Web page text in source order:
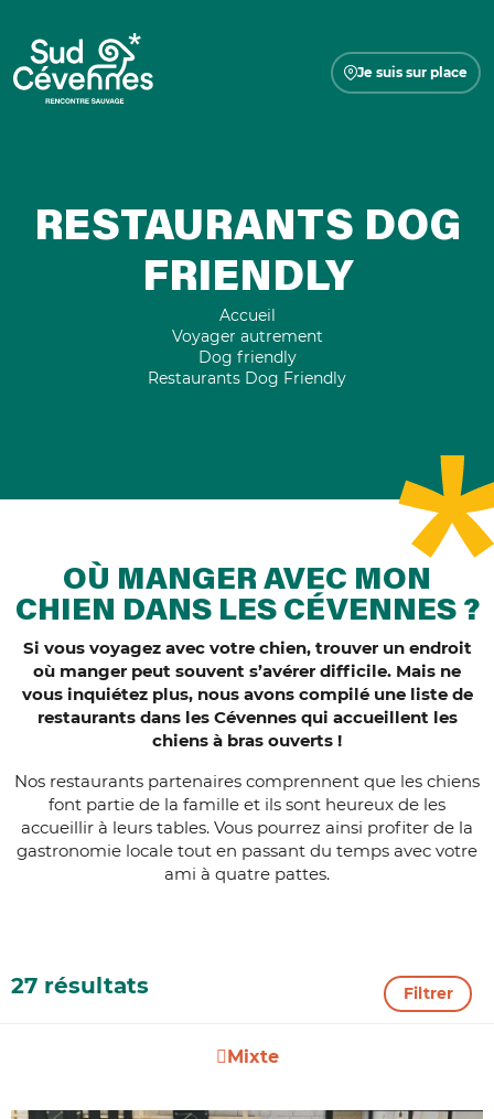
Je suis sur place
RESTAURANTS DOG
FRIENDLY
Accueil
Voyager autrement
Dog friendly
Restaurants Dog Friendly
OÙ MANGER AVEC MON
CHIEN DANS LES CÉVENNES ?
Si vous voyagez avec votre chien, trouver un endroit
où manger peut souvent s’avérer difficile. Mais ne
vous inquiétez plus, nous avons compilé une liste de
restaurants dans les Cévennes qui accueillent les
chiens à bras ouverts !
Nos restaurants partenaires comprennent que les chiens
font partie de la famille et ils sont heureux de les
accueillir à leurs tables. Vous pourrez ainsi profiter de la
gastronomie locale tout en passant du temps avec votre
ami à quatre pattes.
27 résultats Filtrer
Mixte